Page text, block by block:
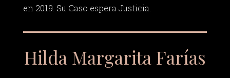
en 2019. Su Caso espera Justicia.
Hilda Margarita Farías